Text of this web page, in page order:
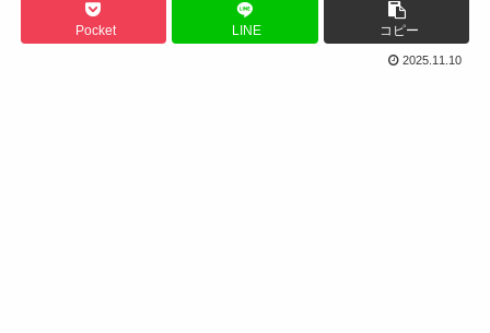
Pocket LINE コピー
2025.11.10